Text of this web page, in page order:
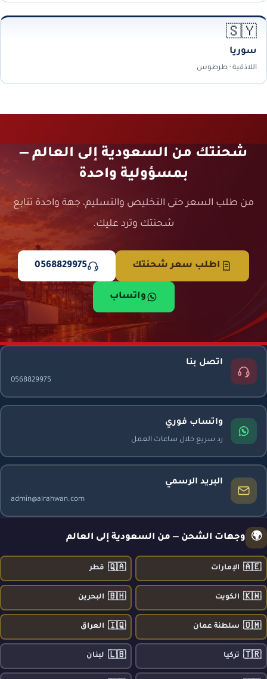
🇸🇾
سوريا
اللاذقية · طرطوس
شحنتك من السعودية إلى العالم —
بمسؤولية واحدة
من طلب السعر حتى التخليص والتسليم، جهة واحدة تتابع
شحنتك وترد عليك.
اطلب سعر شحنتك 0568829975
واتساب
اتصل بنا
0568829975
واتساب فوري
رد سريع خلال ساعات العمل
البريد الرسمي
admin@alrahwan.com
🌍 وجهات الشحن — من السعودية إلى العالم
🇦🇪 الإمارات 🇶🇦 قطر
🇰🇼 الكويت 🇧🇭 البحرين
🇴🇲 سلطنة عمان 🇮🇶 العراق
🇹🇷 تركيا 🇱🇧 لبنان